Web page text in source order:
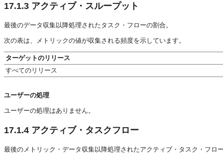
17.1.3 アクティブ・スループット
最後のデータ収集以降処理されたタスク・フローの割合。
次の表は、メトリックの値が収集される頻度を示しています。
ターゲットのリリース
すべてのリリース
ユーザーの処理
ユーザーの処理はありません。
17.1.4 アクティブ・タスクフロー
最後のメトリック・データ収集以降処理されたアクティブ・タスク・フロ